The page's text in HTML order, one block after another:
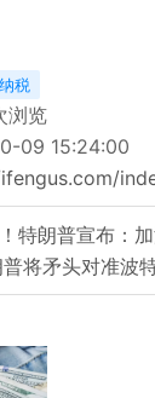
税
浏览
09 15:24:00
特朗普宣布：
将矛头对准波